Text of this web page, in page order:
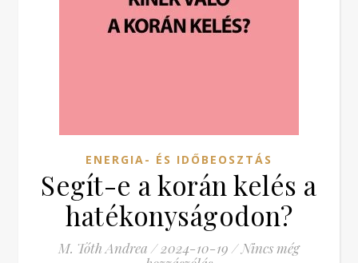
ENERGIA- ÉS IDŐBEOSZTÁS
Segít-e a korán kelés a
hatékonyságodon?
M. Tóth Andrea / 2024-10-19 / Nincs még